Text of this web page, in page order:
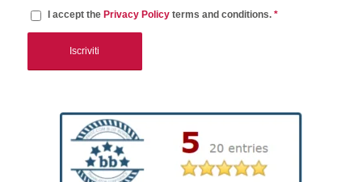
I accept the Privacy Policyterms and conditions. *